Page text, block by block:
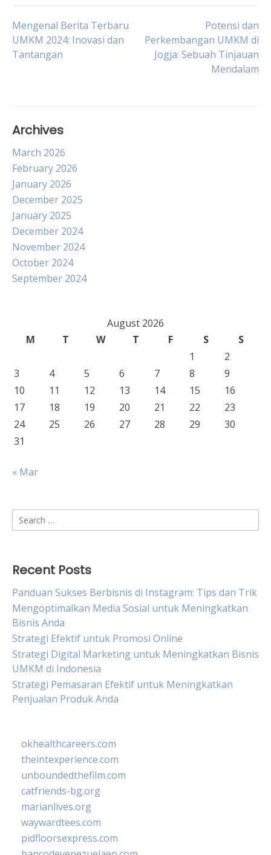
Post
navigation
Mengenal Berita Terbaru
UMKM 2024: Inovasi dan
Tantangan
Potensi dan
Perkembangan UMKM di
Jogja: Sebuah Tinjauan
Mendalam
Archives
March 2026
February 2026
January 2026
December 2025
January 2025
December 2024
November 2024
October 2024
September 2024
August 2026
M
T W T F S
S
1
2
3
4 5 6 7 8
9
10
11 12 13 14 15
16
17
18 19 20 21 22
23
24
25 26 27 28 29
30
31
« Mar
Search
for:
Recent Posts
Panduan Sukses Berbisnis di Instagram: Tips dan Trik
Mengoptimalkan Media Sosial untuk Meningkatkan
Bisnis Anda
Strategi Efektif untuk Promosi Online
Strategi Digital Marketing untuk Meningkatkan Bisnis
UMKM di Indonesia
Strategi Pemasaran Efektif untuk Meningkatkan
Penjualan Produk Anda
okhealthcareers.com
theintexperience.com
unboundedthefilm.com
catfriends-bg.org
marianlives.org
waywardtees.com
pidfloorsexpress.com